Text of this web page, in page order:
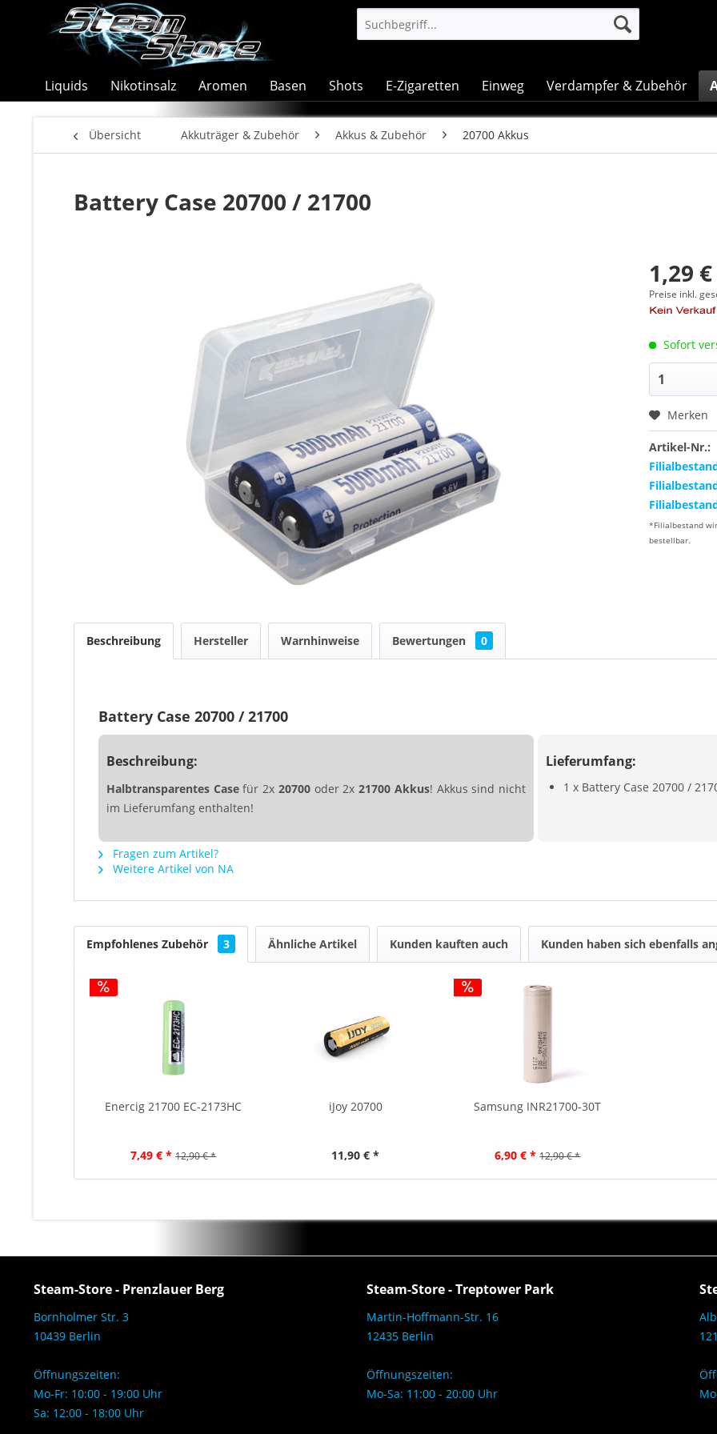
Liquids Nikotinsalz Aromen Basen Shots E-Zigaretten Einweg Verdampfer & Zubehör
Übersicht Akkuträger & Zubehör Akkus & Zubehör 20700 Akkus
Battery Case 20700 / 21700
1,29
Preise inkl.
Sofort
Merken
Artikel-Nr.:
*Filialbestand
bestellbar.
Beschreibung Hersteller Warnhinweise Bewertungen 0
Battery Case 20700 / 21700
Beschreibung:
Halbtransparentes Casefür 2x 20700oder 2x21700 Akkus! Akkus sind nicht
im Lieferumfang enthalten!
Lieferumfang:
1 x Battery Case 20700 /
Fragen zum Artikel?
Weitere Artikel von NA
Empfohlenes Zubehör 3 Ähnliche Artikel Kunden kauften auch Kunden haben sich ebenfalls
Enercig 21700 EC-2173HC
7,49 € * 12,90 € *
iJoy 20700
11,90 € *
Samsung INR21700-30T
6,90 € * 12,90 € *
Steam-Store - Prenzlauer Berg
Bornholmer Str. 3
10439 Berlin
Öffnungszeiten:
Mo-Fr: 10:00 - 19:00 Uhr
Sa: 12:00 - 18:00 Uhr
Steam-Store - Treptower Park
Martin-Hoffmann-Str. 16
12435 Berlin
Öffnungszeiten:
Mo-Sa: 11:00 - 20:00 Uhr